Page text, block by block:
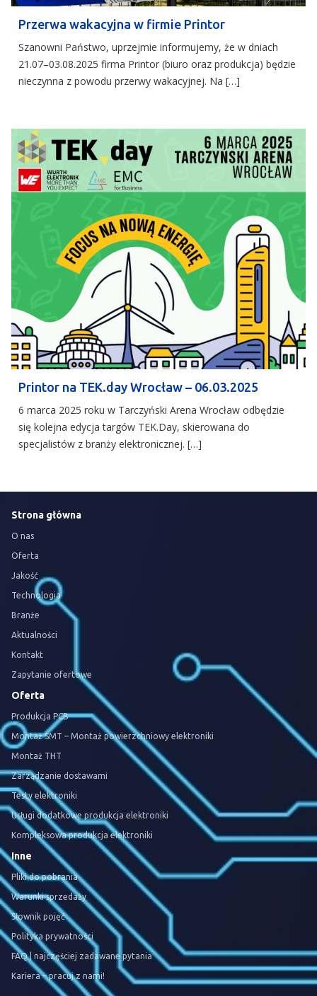
Przerwa wakacyjna w firmie Printor
Szanowni Państwo, uprzejmie informujemy, że w dniach
21.07–03.08.2025 firma Printor (biuro oraz produkcja) będzie
nieczynna z powodu przerwy wakacyjnej. Na […]
Printor na TEK.day Wrocław – 06.03.2025
6 marca 2025 roku w Tarczyński Arena Wrocław odbędzie
się kolejna edycja targów TEK.Day, skierowana do
specjalistów z branży elektronicznej. […]
Strona główna
O nas
Oferta
Jakość
Technologia
Branże
Aktualności
Kontakt
Zapytanie ofertowe
Oferta
Produkcja PCB
Montaż SMT – Montaż powierzchniowy elektroniki
Montaż THT
Zarządzanie dostawami
Testy elektroniki
Usługi dodatkowe produkcja elektroniki
Kompleksowa produkcja elektroniki
Inne
Pliki do pobrania
Warunki sprzedaży
Słownik pojęć
Polityka prywatności
FAQ | najczęściej zadawane pytania
Kariera – pracuj z nami!